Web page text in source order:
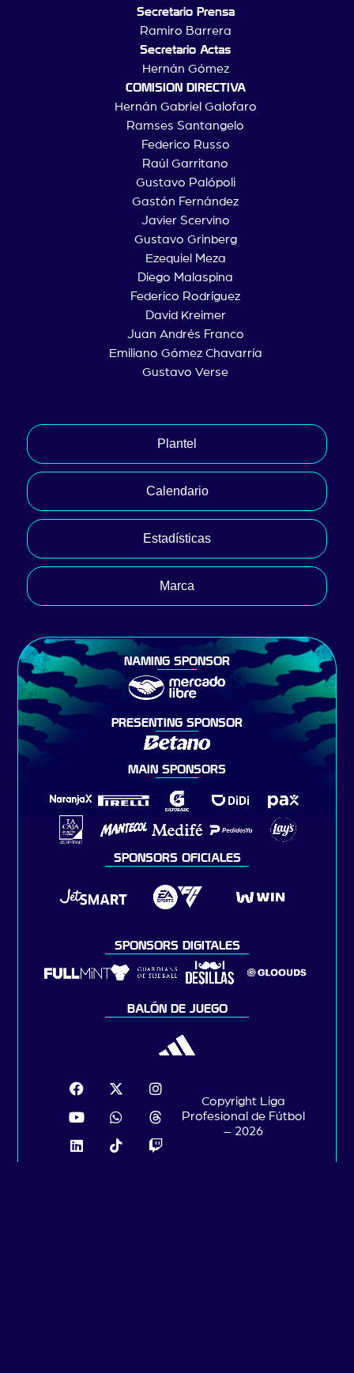
Plantel
Calendario
Estadísticas
Marca
Secretario Prensa
Ramiro Barrera
Secretario Actas
Hernán Gómez
COMISION DIRECTIVA
Hernán Gabriel Galofaro
Ramses Santangelo
Federico Russo
Raúl Garritano
Gustavo Palópoli
Gastón Fernández
Javier Scervino
Gustavo Grinberg
Ezequiel Meza
Diego Malaspina
Federico Rodríguez
David Kreimer
Juan Andrés Franco
Emiliano Gómez Chavarría
Gustavo Verse
NAMING SPONSOR
PRESENTING SPONSOR
MAIN SPONSORS
SPONSORS OFICIALES
SPONSORS DIGITALES
BALÓN DE JUEGO
Copyright Liga
Profesional de Fútbol
– 2026